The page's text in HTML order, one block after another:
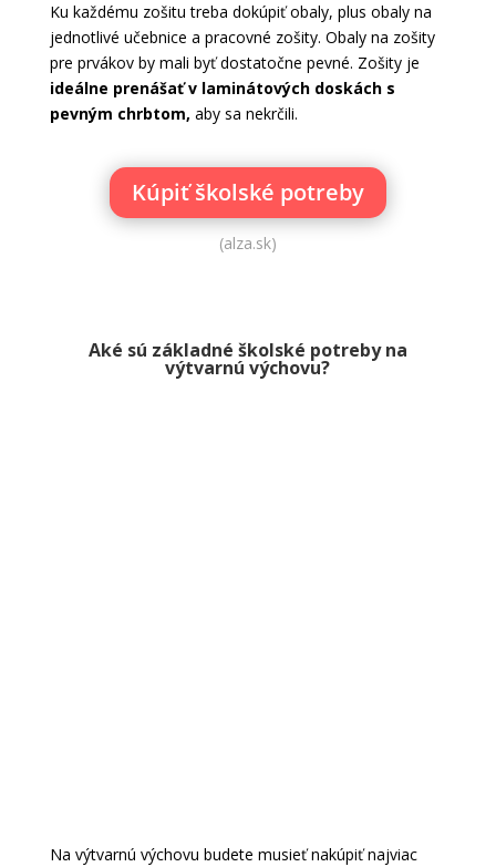
Ku každému zošitu treba dokúpiť obaly, plus obaly na
jednotlivé učebnice a pracovné zošity. Obaly na zošity
pre prvákov by mali byť dostatočne pevné. Zošity je
ideálne prenášať v laminátových doskách s
pevným chrbtom, aby sa nekrčili.
Kúpiť školské potreby
(alza.sk)
Aké sú základné školské potreby na
výtvarnú výchovu?
Na výtvarnú výchovu budete musieť nakúpiť najviac